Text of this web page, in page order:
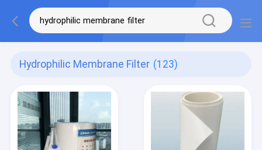
Hydrophilic Membrane Filter (123)